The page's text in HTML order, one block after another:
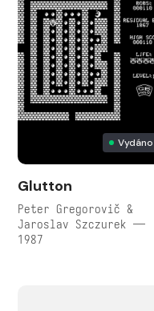
Vydáno
Glutton
Peter Gregorovič &
Jaroslav Szczurek —
1987